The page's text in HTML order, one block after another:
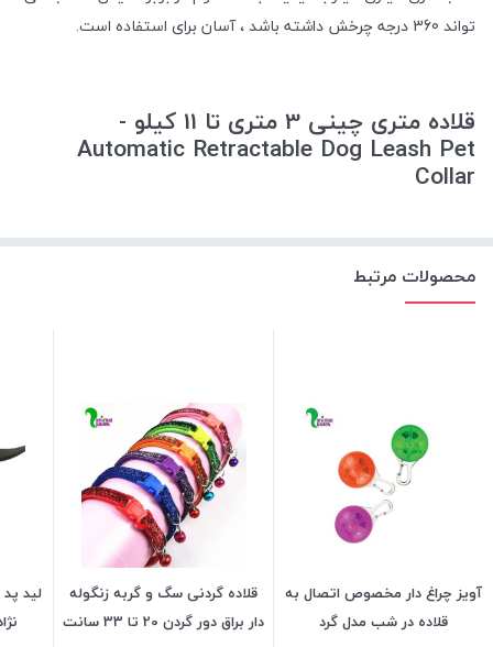
تواند 360 درجه چرخش داشته باشد ، آسان برای استفاده است.
قلاده متری چینی 3 متری تا 11 کیلو -
Automatic Retractable Dog Leash Pet
Collar
محصولات مرتبط
آویز چراغ دار مخصوص اتصال به
قلاده در شب مدل گرد
قلاده گردنی سگ و گربه زنگوله
دار براق دور گردن 20 تا 33 سانت
لید